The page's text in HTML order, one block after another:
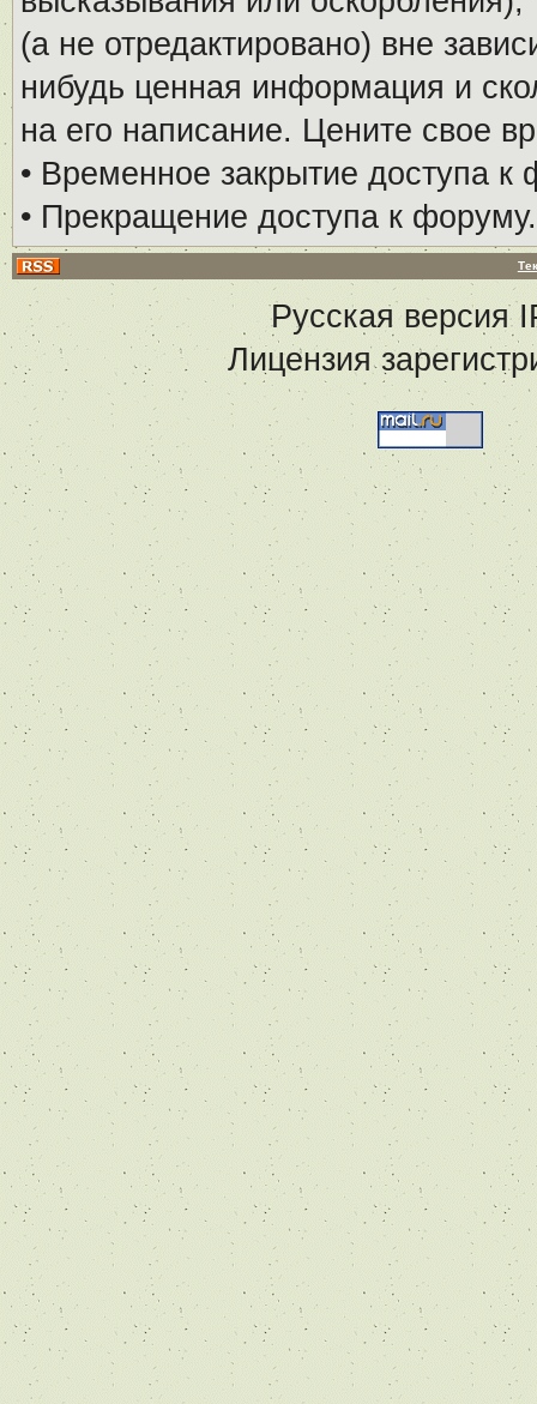
(а не отредактировано) вне
нибудь ценная информация и
на его написание. Цените свое
• Временное закрытие доступа к
• Прекращение доступа к форуму.
Русская версия
Лицензия